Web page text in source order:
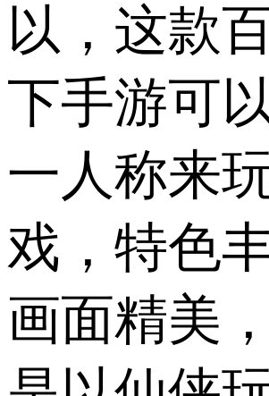
以，这款
下手游可
一人称来
戏，特色
画面精美